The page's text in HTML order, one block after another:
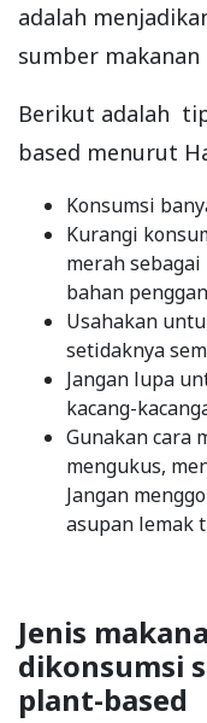
adalah
sumber makanan
Berikut adalah
based menurut
Konsumsi
Kurangi
merah
bahan
Usahakan
setidaknya
Jangan lupa
kacang-
Gunakan cara
mengukus,
Jangan
asupan lemak
Jenis
dikonsumsi
plant-based